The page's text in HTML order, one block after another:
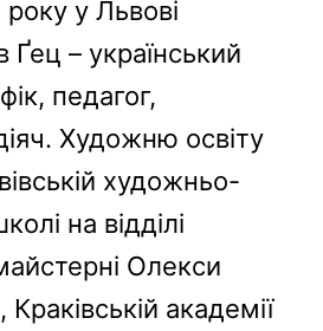
g
r
a
L
i
n
року у Львові
– український
педагог,
Художню освіту
художньо-
на відділі
Олекси
Краківській академії